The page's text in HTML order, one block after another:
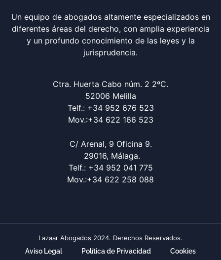
Un equipo de abogados altamente especializados en
diferentes áreas del derecho, con amplia experiencia
y un profundo conocimiento de las leyes y la
jurisprudencia.
Ctra. Huerta Cabo núm. 2 2ºC.
52006 Melilla
Telf.: +34 952 676 523
Mov.:+34 622 166 523
C/ Arenal, 9 Oficina 9.
29016, Málaga.
Telf.: +34 952 041 775
Mov.:+34 622 258 088
Lazaar Abogados 2024. Derechos Reservados.
Aviso Legal
Política de Privacidad Cookies